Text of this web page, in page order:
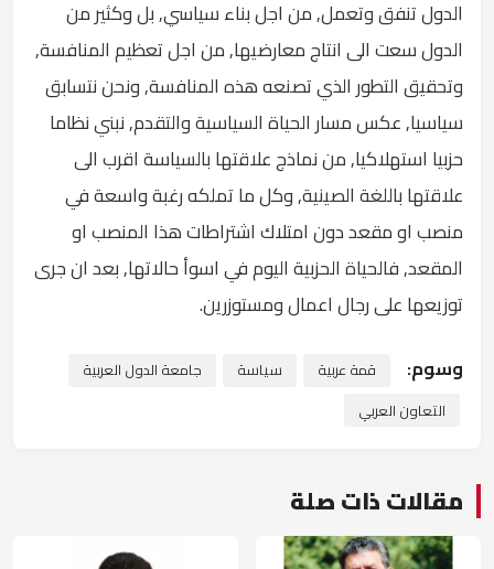
الدول تنفق وتعمل, من اجل بناء سياسي, بل وكثير من
الدول سعت الى انتاج معارضيها, من اجل تعظيم المنافسة,
وتحقيق التطور الذي تصنعه هذه المنافسة, ونحن نتسابق
سياسيا, عكس مسار الحياة السياسية والتقدم, نبني نظاما
حزبيا استهلاكيا, من نماذج علاقتها بالسياسة اقرب الى
علاقتها باللغة الصينية, وكل ما تملكه رغبة واسعة في
منصب او مقعد دون امتلاك اشتراطات هذا المنصب او
المقعد, فالحياة الحزبية اليوم في اسوأ حالاتها, بعد ان جرى
توزيعها على رجال اعمال ومستوزرين.
وسوم: قمة عربية سياسة
جامعة الدول العربية
التعاون العربي
مقالات ذات صلة